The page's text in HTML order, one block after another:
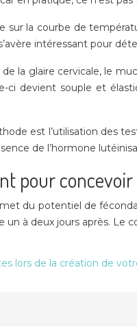
sur la courbe de
intéressant pour
de la glaire cervicale, le
ci devient souple et
est l’utilisation des
de l’hormone
pour
du potentiel de
un à deux jours après. Le
lors de la création de